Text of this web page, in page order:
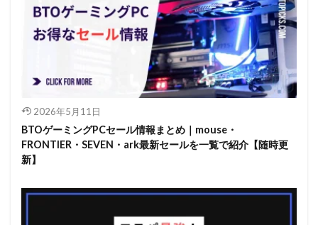
2026年5月11日
BTOゲーミングPCセール情報まとめ｜mouse・
FRONTIER・SEVEN・ark最新セールを一覧で紹介【随時更
新】